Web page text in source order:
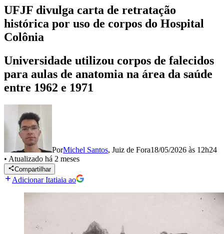
UFJF divulga carta de retratação
histórica por uso de corpos do Hospital
Colônia
Universidade utilizou corpos de falecidos
para aulas de anatomia na área da saúde
entre 1962 e 1971
PorMichel Santos, Juiz de Fora18/05/2026 às 12h24
• Atualizado há 2 meses
Compartilhar
Adicionar Itatiaia ao